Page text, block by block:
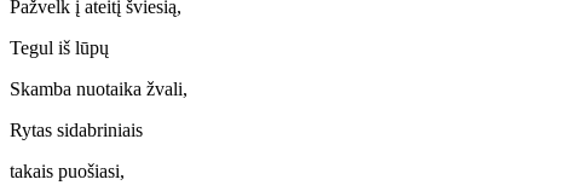
Pažvelk į ateitį šviesią,
Tegul iš lūpų
Skamba nuotaika žvali,
Rytas sidabriniais
takais puošiasi,